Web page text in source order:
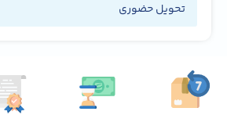
تحویل حضوری